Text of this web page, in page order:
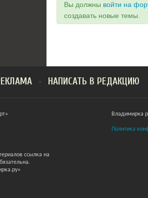
Вы должны войти на
создавать новые темы.
НАПИСАТЬ В РЕДАКЦИЮ
ссылка на
Владимирка
Политика